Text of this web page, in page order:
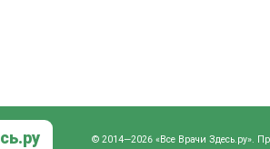
© 2014—2026 «Все Врачи Здесь.ру».